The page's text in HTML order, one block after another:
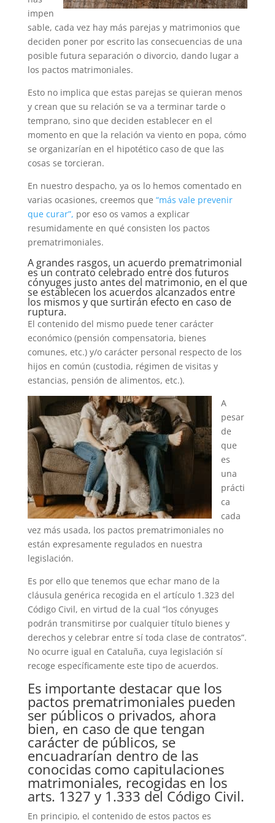
impen
sable, cada vez hay más parejas y matrimonios que
deciden poner por escrito las consecuencias de una
posible futura separación o divorcio, dando lugar a
los pactos matrimoniales.
Esto no implica que estas parejas se quieran menos
y crean que su relación se va a terminar tarde o
temprano, sino que deciden establecer en el
momento en que la relación va viento en popa, cómo
se organizarían en el hipotético caso de que las
cosas se torcieran.
En nuestro despacho, ya os lo hemos comentado en
varias ocasiones, creemos que “más vale prevenir
que curar”, por eso os vamos a explicar
resumidamente en qué consisten los pactos
prematrimoniales.
A grandes rasgos, un acuerdo prematrimonial
es un contrato celebrado entre dos futuros
cónyuges justo antes del matrimonio, en el que
se establecen los acuerdos alcanzados entre
los mismos y que surtirán efecto en caso de
ruptura.
El contenido del mismo puede tener carácter
económico (pensión compensatoria, bienes
comunes, etc.) y/o carácter personal respecto de los
hijos en común (custodia, régimen de visitas y
estancias, pensión de alimentos, etc.).
A
pesar
de
que
es
una
prácti
ca
cada
vez más usada, los pactos prematrimoniales no
están expresamente regulados en nuestra
legislación.
Es por ello que tenemos que echar mano de la
cláusula genérica recogida en el artículo 1.323 del
Código Civil, en virtud de la cual “los cónyuges
podrán transmitirse por cualquier título bienes y
derechos y celebrar entre sí toda clase de contratos”.
No ocurre igual en Cataluña, cuya legislación sí
recoge específicamente este tipo de acuerdos.
Es importante destacar que los
pactos prematrimoniales pueden
ser públicos o privados, ahora
bien, en caso de que tengan
carácter de públicos, se
encuadrarían dentro de las
conocidas como capitulaciones
matrimoniales, recogidas en los
arts. 1327 y 1.333 del Código Civil.
En principio, el contenido de estos pactos es